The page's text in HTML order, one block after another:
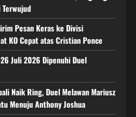
Pesan Keras ke Divisi
KO Cepat atas Cristian Ponce
Juli 2026 Dipenuhi Duel
Naik Ring, Duel Melawan Mariusz
Menuju Anthony Joshua